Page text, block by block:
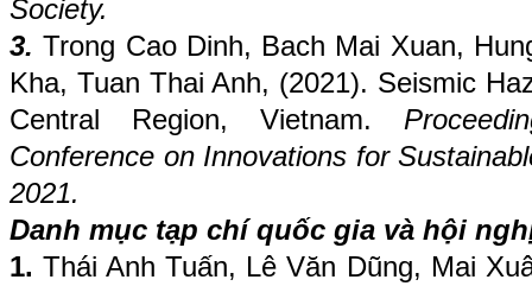
Society.
3. Trong Cao Dinh, Bach Mai Xuan,
Kha, Tuan Thai Anh, (2021). Seismic
Central Region, Vietnam.
Conference on Innovations for
2021.
Danh mục tạp chí quốc gia và hội
1. Thái Anh Tuấn, Lê Văn Dũng, Mai